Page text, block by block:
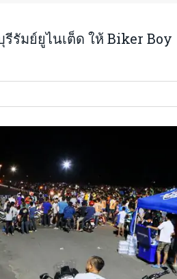
รัมย์ยูไนเต็ด ให้ Biker Boy